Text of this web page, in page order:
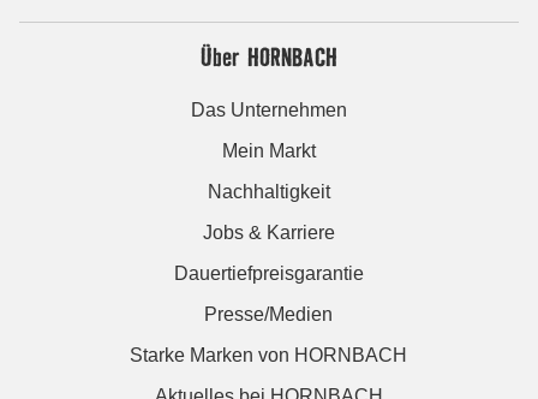
Über HORNBACH
Das Unternehmen
Mein Markt
Nachhaltigkeit
Jobs & Karriere
Dauertiefpreisgarantie
Presse/Medien
Starke Marken von HORNBACH